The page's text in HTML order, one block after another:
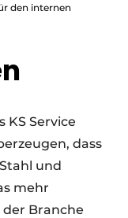
den internen
KS Service
dass
und
mehr
der Branche